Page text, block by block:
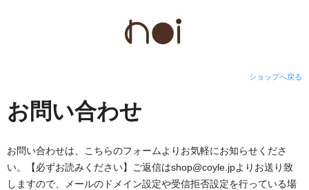
ショップへ戻る
お問い合わせ
お問い合わせは、こちらのフォームよりお気軽にお知らせくださ
い。【必ずお読みください】ご返信はshop@coyle.jpよりお送り致
しますので、メールのドメイン設定や受信拒否設定を行っている場